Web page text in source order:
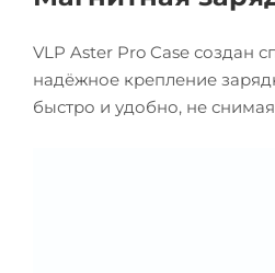
VLP Aster Pro Case создан
надёжное крепление
быстро и удобно, не